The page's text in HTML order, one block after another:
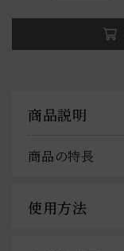
商品説明
商品の特長
使用方法